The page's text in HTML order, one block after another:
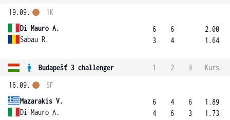
19.09.
Di Mauro A.
Sabau R.
1K
6
3
6
4
2.00
1.64
Budapešť 3 challenger 1 2 3
Kurs
16.09.
Mazarakis V.
Di Mauro A.
SF
6
4
4
6
6
3
1.89
1.73